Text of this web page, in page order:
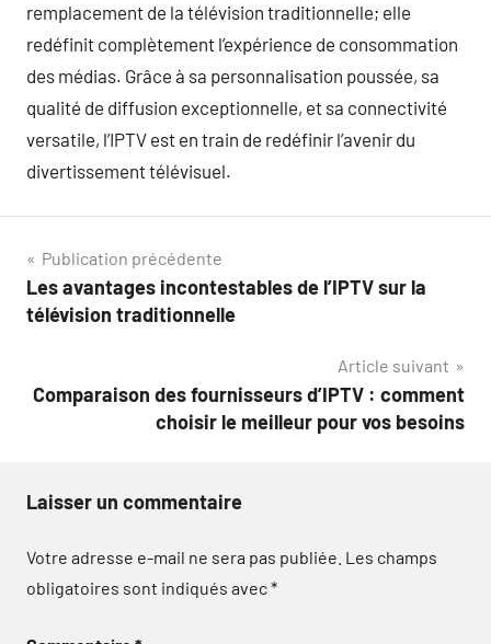
remplacement de la télévision traditionnelle; elle
redéfinit complètement l’expérience de consommation
des médias. Grâce à sa personnalisation poussée, sa
qualité de diffusion exceptionnelle, et sa connectivité
versatile, l’IPTV est en train de redéfinir l’avenir du
divertissement télévisuel.
Navigation
de
Publication précédente
Les avantages incontestables de l’IPTV sur la
télévision traditionnelle
Article suivant
Comparaison des fournisseurs d’IPTV : comment
choisir le meilleur pour vos besoins
Laisser un commentaire
Votre adresse e-mail ne sera pas publiée. Les champs
obligatoires sont indiqués avec*